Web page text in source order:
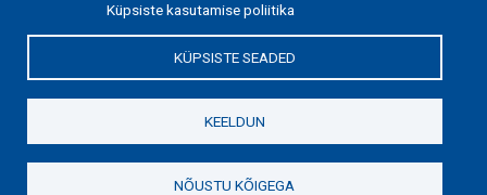
Küpsiste kasutamise poliitika
KÜPSISTE SEADED
KEELDUN
NÕUSTU KÕIGEGA
location_on
asukoht
call+372 631 6671
erjk@riigikogu.ee
Küpsiste kasutamise poliitika
Sisukaart